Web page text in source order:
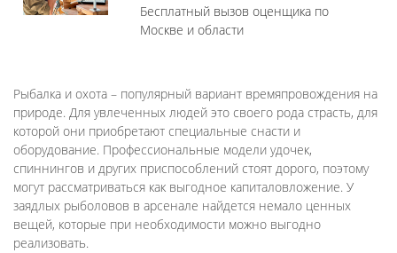
Бесплатный вызов оценщика по
Москве и области
Рыбалка и охота – популярный вариант времяпровождения на
природе. Для увлеченных людей это своего рода страсть, для
которой они приобретают специальные снасти и
оборудование. Профессиональные модели удочек,
спиннингов и других приспособлений стоят дорого, поэтому
могут рассматриваться как выгодное капиталовложение. У
заядлых рыболовов в арсенале найдется немало ценных
вещей, которые при необходимости можно выгодно
реализовать.